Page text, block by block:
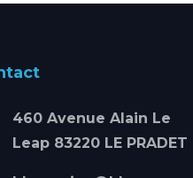
460 Avenue Alain Le
Leap 83220 LE PRADET